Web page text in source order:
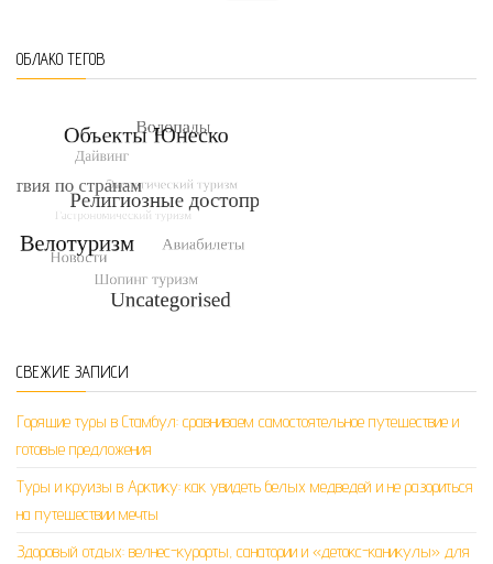
ОБЛАКО ТЕГОВ
СВЕЖИЕ ЗАПИСИ
Горящие туры в Стамбул: сравниваем самостоятельное путешествие и
готовые предложения
Туры и круизы в Арктику: как увидеть белых медведей и не разориться
на путешествии мечты
Здоровый отдых: велнес-курорты, санатории и «детокс-каникулы» для